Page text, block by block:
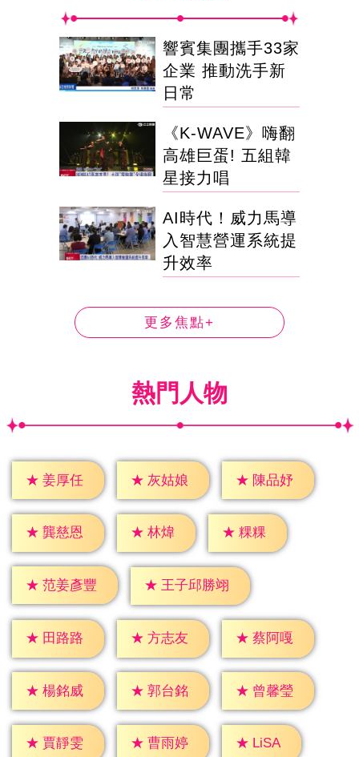
響賓集團攜手33家
企業 推動洗手新
日常
《K-WAVE》嗨翻
高雄巨蛋! 五組韓
星接力唱
AI時代！威力馬導
入智慧營運系統提
升效率
更多焦點+
熱門人物
★ 姜厚任 ★ 灰姑娘 ★ 陳品妤
★ 龔慈恩 ★ 林煒 ★ 粿粿
★ 范姜彥豐 ★ 王子邱勝翊
★ 田路路 ★ 方志友 ★ 蔡阿嘎
★ 楊銘威 ★ 郭台銘 ★ 曾馨瑩
★ 賈靜雯 ★ 曹雨婷 ★ LiSA